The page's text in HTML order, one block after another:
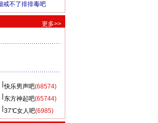
戒不了排排毒吧
更多>>
快乐男声吧(68574)
东方神起吧(65744)
37℃女人吧(6985)